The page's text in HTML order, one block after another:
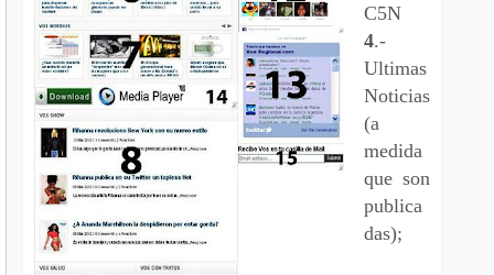
C5N
4.-
Ultimas
Noticias
(a
medida
que son
publica
das);